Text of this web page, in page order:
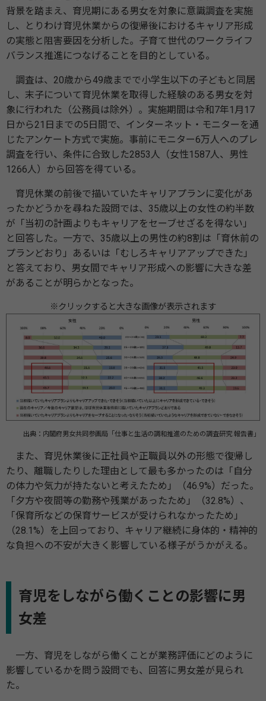
背景を踏まえ、育児期にある男女を対象に意識調査を実施
し、とりわけ育児休業からの復帰後におけるキャリア形成
の実態と阻害要因を分析した。子育て世代のワークライフ
バランス推進につなげることを目的としている。
調査は、20歳から49歳までで小学生以下の子どもと同居
し、末子について育児休業を取得した経験のある男女を対
象に行われた（公務員は除外）。実施期間は令和7年1月17
日から21日までの5日間で、インターネット・モニターを通
じたアンケート方式で実施。事前にモニター6万人へのプレ
調査を行い、条件に合致した2853人（女性1587人、男性
1266人）から回答を得ている。
育児休業の前後で描いていたキャリアプランに変化があ
ったかどうかを尋ねた設問では、35歳以上の女性の約半数
が「当初の計画よりもキャリアをセーブせざるを得ない」
と回答した。一方で、35歳以上の男性の約8割は「育休前の
プランどおり」あるいは「むしろキャリアアップできた」
と答えており、男女間でキャリア形成への影響に大きな差
があることが明らかとなった。
※クリックすると大きな画像が表示されます
出典：内閣府男女共同参画局「仕事と生活の調和推進のための調査研究 報告書」
また、育児休業後に正社員や正職員以外の形態で復帰し
たり、離職したりした理由として最も多かったのは「自分
の体力や気力が持たないと考えたため」（46.9%）だった。
「夕方や夜間等の勤務や残業があったため」（32.8%）、
「保育所などの保育サービスが受けられなかったため」
（28.1%）を上回っており、キャリア継続に身体的・精神的
な負担への不安が大きく影響している様子がうかがえる。
育児をしながら働くことの影響に男
女差
一方、育児をしながら働くことが業務評価にどのように
影響しているかを問う設問でも、回答に男女差が見られ
た。